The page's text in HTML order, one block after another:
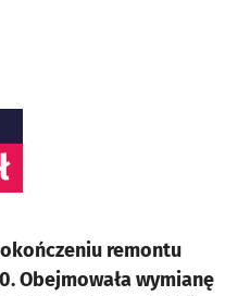
remontu
Obejmowała wymianę